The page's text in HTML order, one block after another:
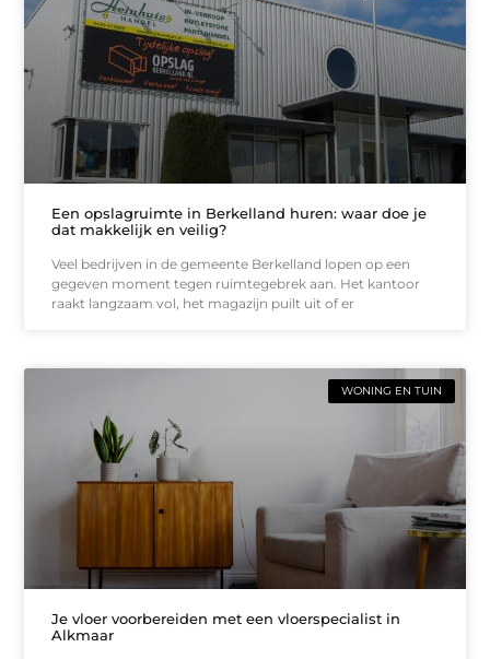
Een opslagruimte in Berkelland huren: waar doe je
dat makkelijk en veilig?
Veel bedrijven in de gemeente Berkelland lopen op een
gegeven moment tegen ruimtegebrek aan. Het kantoor
raakt langzaam vol, het magazijn puilt uit of er
WONING EN TUIN
Je vloer voorbereiden met een vloerspecialist in
Alkmaar